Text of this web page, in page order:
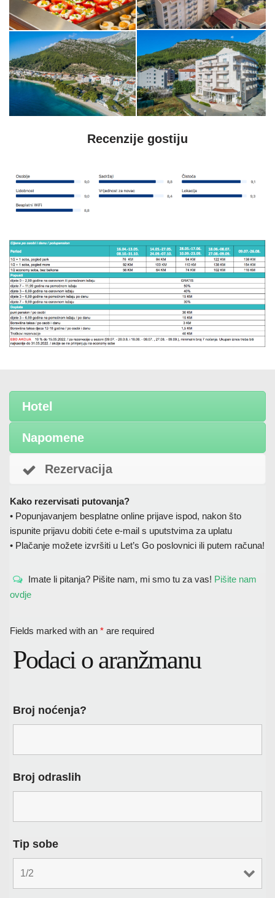
Recenzije gostiju
Hotel
Napomene
Rezervacija
Kako rezervisati putovanja?
• Popunjavanjem besplatne online prijave ispod, nakon što
ispunite prijavu dobiti ćete e-mail s uputstvima za uplatu
• Plačanje možete izvršiti u Let’s Go poslovnici ili putem računa!
Imate li pitanja? Pišite nam, mi smo tu za vas! Pišite nam
ovdje
Fields marked with an * are required
Podaci o aranžmanu
Broj noćenja?
Broj odraslih
Tip sobe